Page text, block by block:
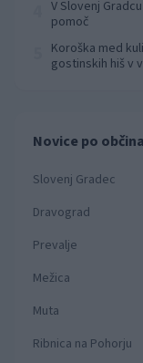
V Slovenj
pomoč
Koroška med
gostinskih hiš v
Novice po
Slovenj Gradec
Dravograd
Prevalje
Mežica
Muta
Ribnica na Pohorju